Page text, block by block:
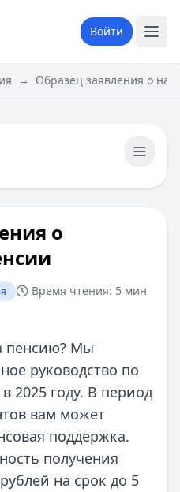
Войти
→ Образец заявления о
о
Время чтения: 5 мин
пенсию? Мы
руководство по
2025 году. В период
вам может
поддержка.
получения
на срок до 5